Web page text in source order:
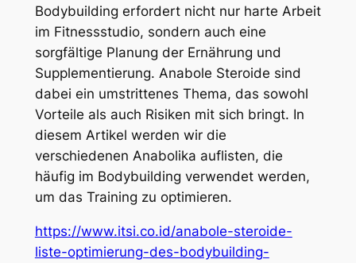
Bodybuilding erfordert nicht nur harte Arbeit
im Fitnessstudio, sondern auch eine
sorgfältige Planung der Ernährung und
Supplementierung. Anabole Steroide sind
dabei ein umstrittenes Thema, das sowohl
Vorteile als auch Risiken mit sich bringt. In
diesem Artikel werden wir die
verschiedenen Anabolika auflisten, die
häufig im Bodybuilding verwendet werden,
um das Training zu optimieren.
https://www.itsi.co.id/anabole-steroide-
liste-optimierung-des-bodybuilding-